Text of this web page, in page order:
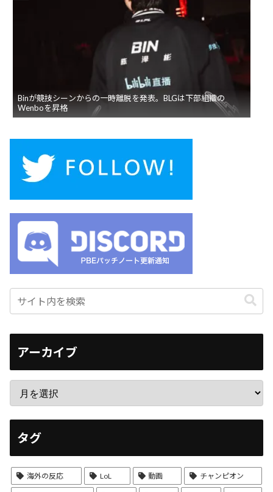
Binが競技シーンからの一時離脱を発表。BLGは下部組織の
Wenboを昇格
アーカイブ
タグ
海外の反応 LoL 動画 チャンピオン